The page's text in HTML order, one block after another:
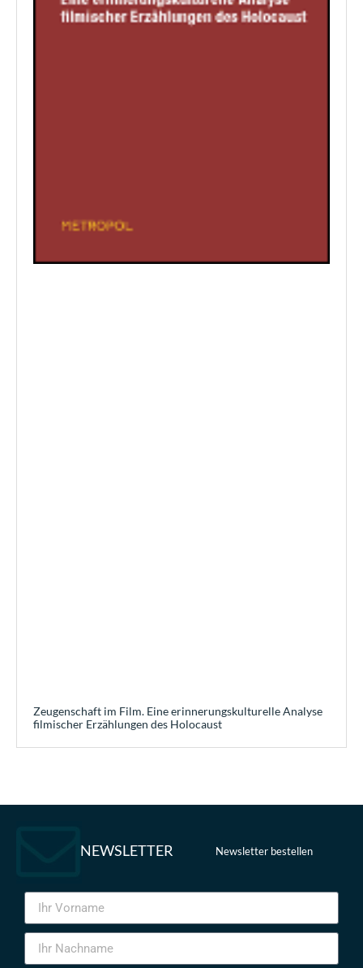
Zeugenschaft im Film. Eine erinnerungskulturelle Analyse
filmischer Erzählungen des Holocaust
NEWSLETTER Newsletter bestellen